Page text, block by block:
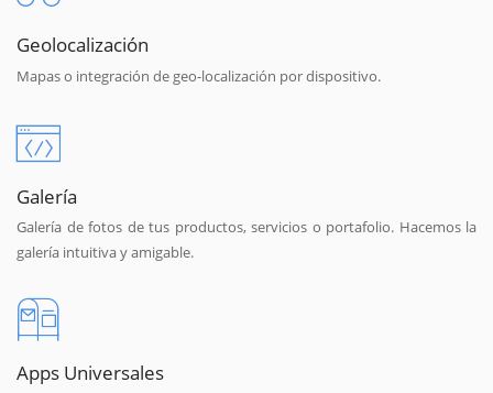
Geolocalización
Mapas o integración de geo-localización por dispositivo.
Galería
Galería de fotos de tus productos, servicios o portafolio. Hacemos la
galería intuitiva y amigable.
Apps Universales